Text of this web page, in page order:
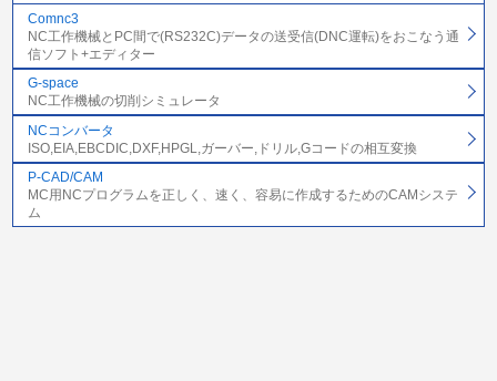
Comnc3
NC工作機械とPC間で(RS232C)データの送受信(DNC運転)をおこなう通
信ソフト+エディター
G-space
NC工作機械の切削シミュレータ
NCコンバータ
ISO,EIA,EBCDIC,DXF,HPGL,ガーバー,ドリル,Gコードの相互変換
P-CAD/CAM
MC用NCプログラムを正しく、速く、容易に作成するためのCAMシステ
ム